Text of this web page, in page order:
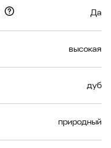
Да
высокая
дуб
природный